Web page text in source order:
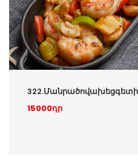
322.Մանրածովախեցգետին
15000դր